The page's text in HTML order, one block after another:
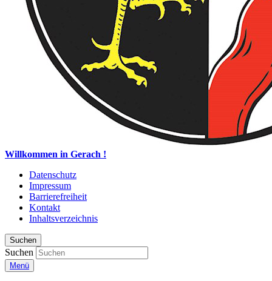
Willkommen in Gerach !
Datenschutz
Impressum
Barrierefreiheit
Kontakt
Inhaltsverzeichnis
Suchen
Suchen
Menü